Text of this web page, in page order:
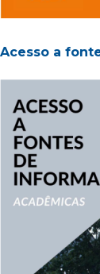
Acesso a